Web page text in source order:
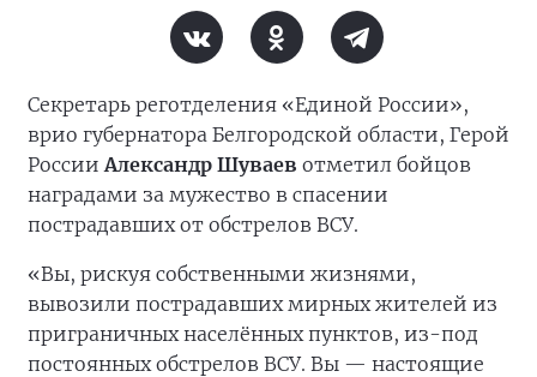
Секретарь реготделения «Единой России»,
врио губернатора Белгородской области, Герой
РоссииАлександр Шуваев отметил бойцов
наградами за мужество в спасении
пострадавших от обстрелов ВСУ.
«Вы, рискуя собственными жизнями,
вывозили пострадавших мирных жителей из
приграничных населённых пунктов, из-под
постоянных обстрелов ВСУ. Вы — настоящие